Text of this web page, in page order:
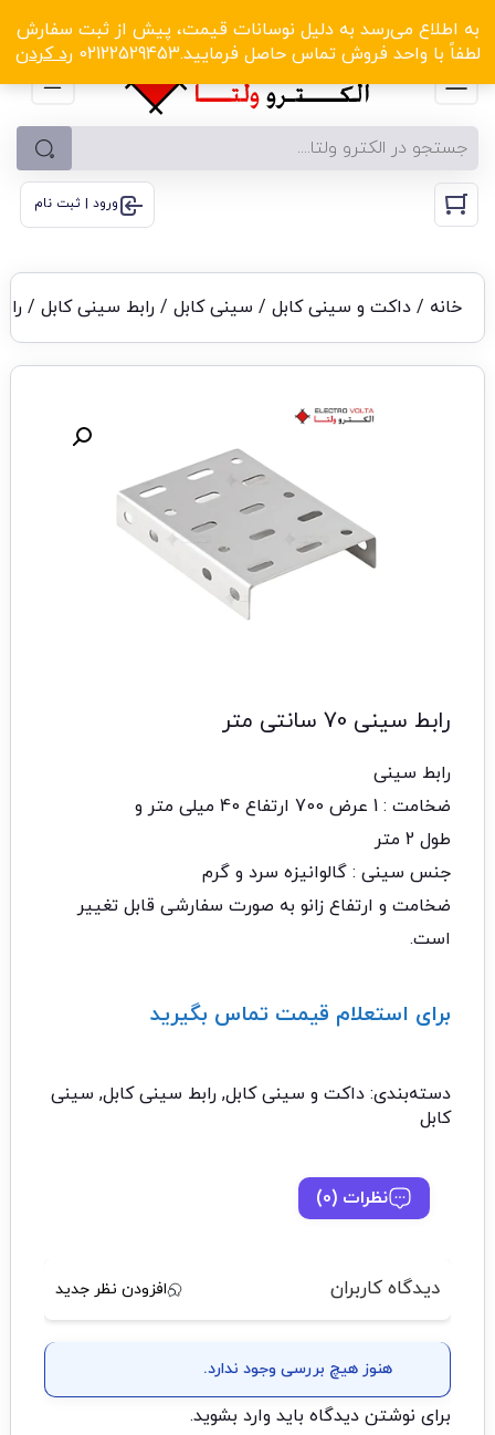
به اطلاع می‌رسد به دلیل نوسانات قیمت، پیش از ثبت سفارش
لطفاً با واحد فروش تماس حاصل فرمایید.02122529453
رد کردن
الکترو ولتا با تخفیف‌های شگفت‌انگیز! کلیک کنید
ورود | ثبت نام
خانه / داکت و سینی کابل/ سینی کابل/ رابط سینی کابل/ رابط
رابط سینی 70 سانتی متر
رابط سینی
ضخامت : 1 عرض 700 ارتفاع 40 میلی متر و
طول 2 متر
جنس سینی : گالوانیزه سرد و گرم
ضخامت و ارتفاع زانو به صورت سفارشی قابل تغییر
است.
برای استعلام قیمت تماس بگیرید
دسته‌بندی: داکت و سینی کابل, رابط سینی کابل, سینی
کابل
نظرات (0)
دیدگاه کاربران افزودن نظر جدید
هنوز هیچ بررسی وجود ندارد.
برای نوشتن دیدگاه باید وارد بشوید.